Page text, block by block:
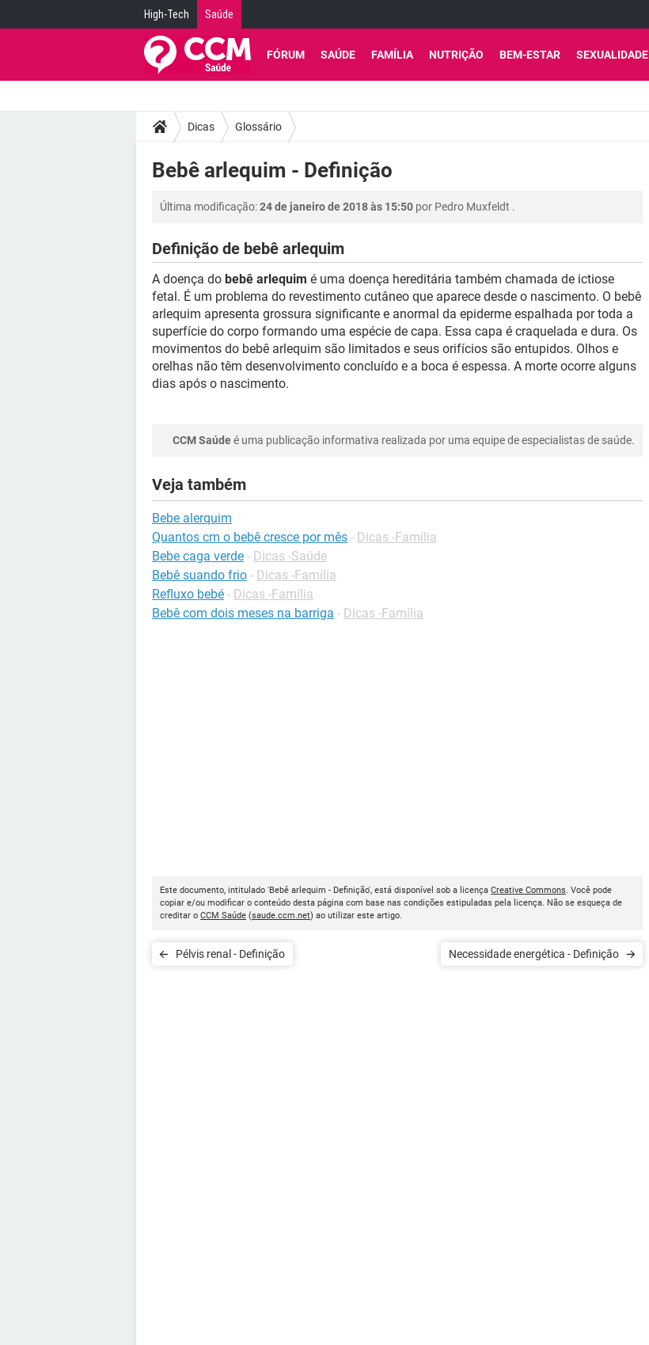
High-Tech Saúde
FÓRUM SAÚDE FAMÍLIA NUTRIÇÃO BEM-ESTAR SEXUALIDADE
Dicas Glossário
Bebê arlequim - Definição
Última modificação:24 de janeiro de 2018 às 15:50 por Pedro Muxfeldt .
Definição de bebê arlequim
A doença do bebê arlequim é uma doença hereditária também chamada de ictiose
fetal. É um problema do revestimento cutâneo que aparece desde o nascimento. O bebê
arlequim apresenta grossura significante e anormal da epiderme espalhada por toda a
superfície do corpo formando uma espécie de capa. Essa capa é craquelada e dura. Os
movimentos do bebê arlequim são limitados e seus orifícios são entupidos. Olhos e
orelhas não têm desenvolvimento concluído e a boca é espessa. A morte ocorre alguns
dias após o nascimento.
CCM Saúdeé uma publicação informativa realizada por uma equipe de especialistas de saúde.
Veja também
Bebe alerquim
Quantos cm o bebê cresce por mês - Dicas -Família
Bebe caga verde - Dicas -Saúde
Bebê suando frio - Dicas -Família
Refluxo bebé - Dicas -Família
Bebê com dois meses na barriga - Dicas -Família
Este documento, intitulado 'Bebê arlequim - Definição', está disponível sob a licença Creative Commons. Você pode
copiar e/ou modificar o conteúdo desta página com base nas condições estipuladas pela licença. Não se esqueça de
creditar o CCM Saúde (saude.ccm.net) ao utilizar este artigo.
Pélvis renal - Definição Necessidade energética - Definição